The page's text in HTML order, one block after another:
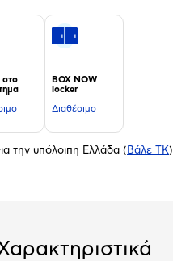
στο
BOX NOW
locker
Διαθέσιμο
την υπόλοιπη Ελλάδα ( Βάλε ΤΚ)